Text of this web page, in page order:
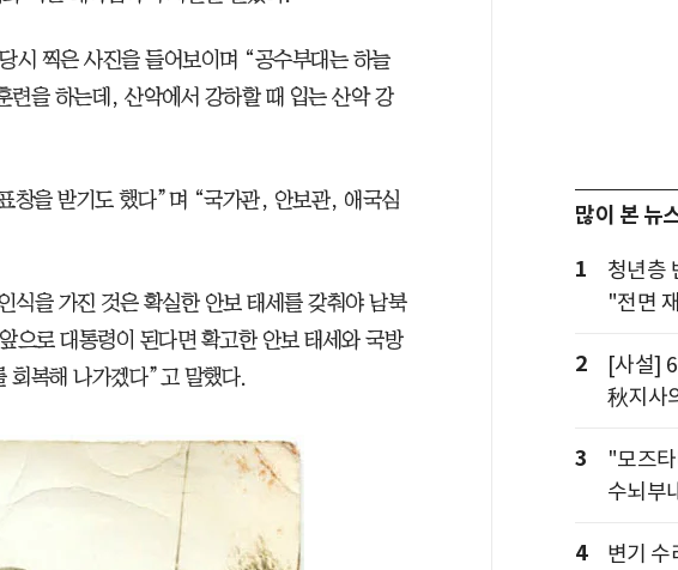
시 찍은 사진을 들어보이며 “공수부대는 하늘
련을 하는데, 산악에서 강하할 때 입는 산악 강
창을 받기도 했다”며 “국가관, 안보관, 애국심
식을 가진 것은 확실한 안보 태세를 갖춰야 남북
으로 대통령이 된다면 확고한 안보 태세와 국방
회복해 나가겠다”고 말했다.
많이 본 뉴
1
청년층
"전면
2
[사설]
秋지사
3
"모즈
수뇌부
4
변기 수